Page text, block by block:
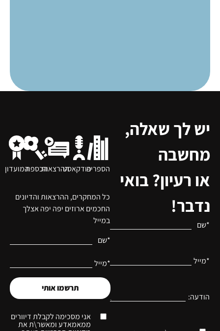
יש לך שאלה,
מחשבה
או רעיון? בואי
נדבר!
*שם
*מייל
הודעה:
כל המחקרים, ההרצאות והדיונים
החכמים ארוזים יפה יפה אצלך
במייל
*שם
*מייל
אני מסכימה לקבלת דיוורים
ממאמאדע ומאשר\ת את
תרשמו אותי
הספריהפודקאסטההרצאותהכספתהמועדון